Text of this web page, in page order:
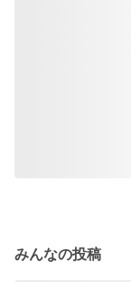
みんなの投稿